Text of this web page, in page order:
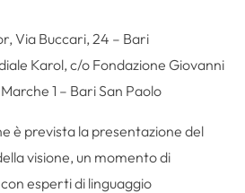
Via Buccari, 24 – Bari
Karol, c/o Fondazione Giovanni
1 – Bari San Paolo
è prevista la presentazione del
visione, un momento di
esperti di linguaggio